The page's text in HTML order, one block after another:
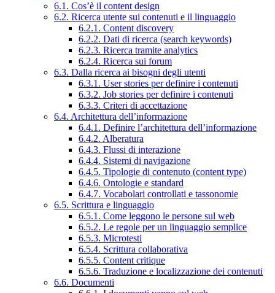
6.1. Cos’è il content design
6.2. Ricerca utente sui contenuti e il linguaggio
6.2.1. Content discovery
6.2.2. Dati di ricerca (search keywords)
6.2.3. Ricerca tramite analytics
6.2.4. Ricerca sui forum
6.3. Dalla ricerca ai bisogni degli utenti
6.3.1. User stories per definire i contenuti
6.3.2. Job stories per definire i contenuti
6.3.3. Criteri di accettazione
6.4. Architettura dell’informazione
6.4.1. Definire l’architettura dell’informazione
6.4.2. Alberatura
6.4.3. Flussi di interazione
6.4.4. Sistemi di navigazione
6.4.5. Tipologie di contenuto (content type)
6.4.6. Ontologie e standard
6.4.7. Vocabolari controllati e tassonomie
6.5. Scrittura e linguaggio
6.5.1. Come leggono le persone sul web
6.5.2. Le regole per un linguaggio semplice
6.5.3. Microtesti
6.5.4. Scrittura collaborativa
6.5.5. Content critique
6.5.6. Traduzione e localizzazione dei contenuti
6.6. Documenti